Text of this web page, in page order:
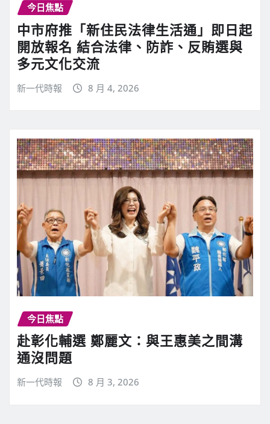
今日焦點
中市府推「新住民法律生活通」即日起
開放報名 結合法律、防詐、反賄選與
多元文化交流
新一代時報 8 月 4, 2026
今日焦點
赴彰化輔選 鄭麗文：與王惠美之間溝
通沒問題
新一代時報 8 月 3, 2026